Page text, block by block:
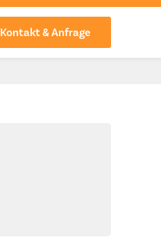
Kontakt & Anfrage